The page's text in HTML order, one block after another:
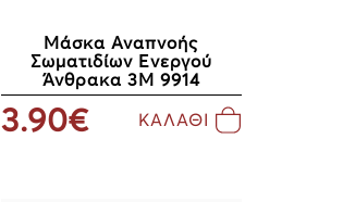
Μάσκα Αναπνοής
Σωματιδίων Eνεργού
Άνθρακα 3M 9914
3.90€ ΚΑΛΑΘΙ